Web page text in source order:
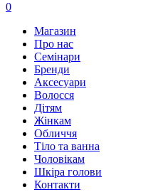
0
Магазин
Про нас
Семінари
Бренди
Аксесуари
Волосся
Дітям
Жінкам
Обличчя
Тіло та ванна
Чоловікам
Шкіра голови
Контакти